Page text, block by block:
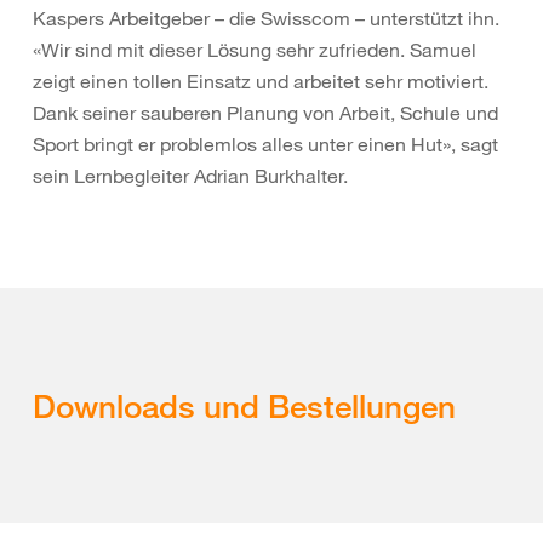
Kaspers Arbeitgeber – die Swisscom – unterstützt ihn.
«Wir sind mit dieser Lösung sehr zufrieden. Samuel
zeigt einen tollen Einsatz und arbeitet sehr motiviert.
Dank seiner sauberen Planung von Arbeit, Schule und
Sport bringt er problemlos alles unter einen Hut», sagt
sein Lernbegleiter Adrian Burkhalter.
Downloads und Bestellungen